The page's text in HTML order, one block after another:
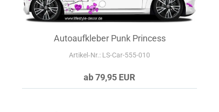
Autoaufkleber Punk Princess
Artikel‑Nr.: LS-Car-555-010
ab 79,95 EUR